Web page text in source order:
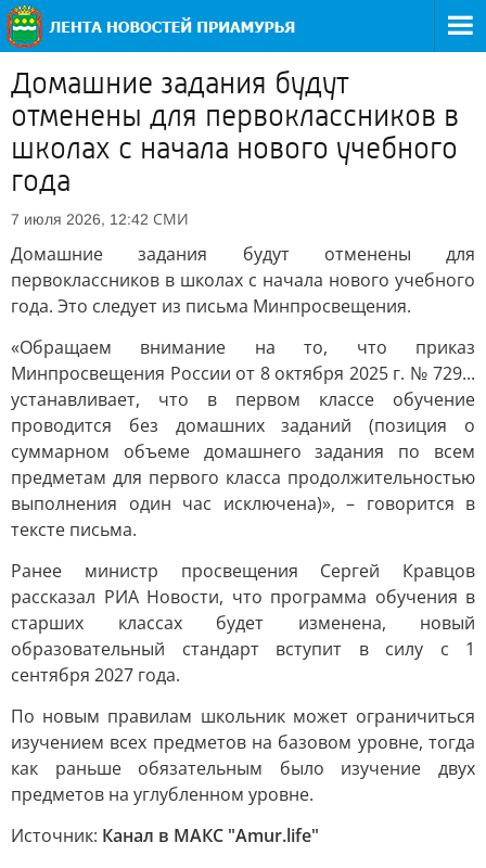
Домашние задания будут
отменены для первоклассников в
школах с начала нового учебного
года
7 июля 2026, 12:42 СМИ
Домашние задания будут отменены для
первоклассников в школах с начала нового учебного
года. Это следует из письма Минпросвещения.
«Обращаем внимание на то, что приказ
Минпросвещения России от 8 октября 2025 г. № 729...
устанавливает, что в первом классе обучение
проводится без домашних заданий (позиция о
суммарном объеме домашнего задания по всем
предметам для первого класса продолжительностью
выполнения один час исключена)», – говорится в
тексте письма.
Ранее министр просвещения Сергей Кравцов
рассказал РИА Новости, что программа обучения в
старших классах будет изменена, новый
образовательный стандарт вступит в силу с 1
сентября 2027 года.
По новым правилам школьник может ограничиться
изучением всех предметов на базовом уровне, тогда
как раньше обязательным было изучение двух
предметов на углубленном уровне.
Источник: Канал в МАКС "Аmur.life"